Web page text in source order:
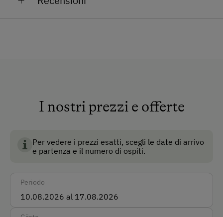
Autobus
Modalità di pagamento accettate
Lingue parlate sul posto
I nostri prezzi e offerte
Per vedere i prezzi esatti, scegli le date di arrivo
e partenza e il numero di ospiti.
Periodo